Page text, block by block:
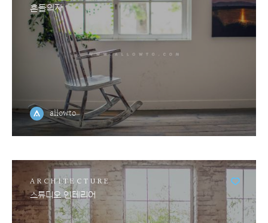
흔들의자
allowto
ARCHITECTURE
스튜디오 인테리어